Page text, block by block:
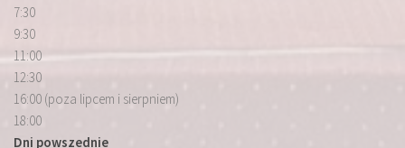
7:30
9:30
11:00
12:30
16:00 (poza lipcem i sierpniem)
18:00
Dni powszednie